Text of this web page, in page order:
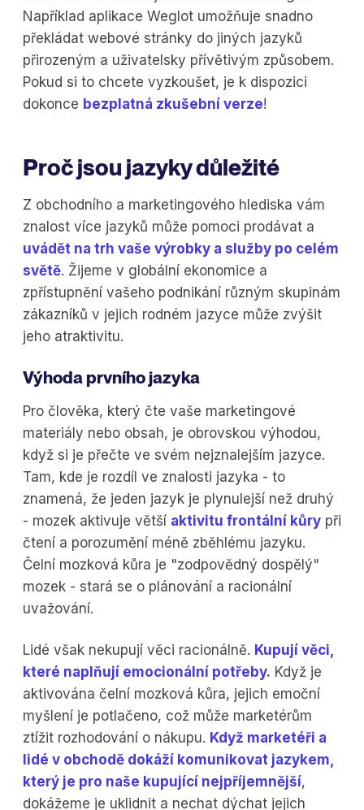
Například aplikace Weglot umožňuje snadno
překládat webové stránky do jiných jazyků
přirozeným a uživatelsky přívětivým způsobem.
Pokud si to chcete vyzkoušet, je k dispozici
dokonce bezplatná zkušební verze!
Proč jsou jazyky důležité
Z obchodního a marketingového hlediska vám
znalost více jazyků může pomoci prodávat a
uvádět na trh vaše výrobky a služby po celém
světě. Žijeme v globální ekonomice a
zpřístupnění vašeho podnikání různým skupinám
zákazníků v jejich rodném jazyce může zvýšit
jeho atraktivitu.
Výhoda prvního jazyka
Pro člověka, který čte vaše marketingové
materiály nebo obsah, je obrovskou výhodou,
když si je přečte ve svém nejznalejším jazyce.
Tam, kde je rozdíl ve znalosti jazyka - to
znamená, že jeden jazyk je plynulejší než druhý
- mozek aktivuje větší aktivitu frontální kůry při
čtení a porozumění méně zběhlému jazyku.
Čelní mozková kůra je "zodpovědný dospělý"
mozek - stará se o plánování a racionální
uvažování.
Lidé však nekupují věci racionálně. Kupují věci,
které naplňují emocionální potřeby. Když je
aktivována čelní mozková kůra, jejich emoční
myšlení je potlačeno, což může marketérům
ztížit rozhodování o nákupu. Když marketéři a
lidé v obchodě dokáží komunikovat jazykem,
který je pro naše kupující nejpříjemnější,
dokážeme je uklidnit a nechat dýchat jejich